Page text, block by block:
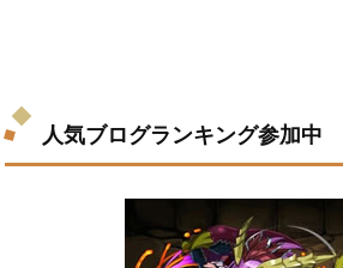
人気ブログランキング参加中